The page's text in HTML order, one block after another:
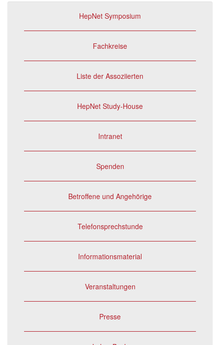
HepNet Symposium
Fachkreise
Liste der Assoziierten
HepNet Study-House
Intranet
Spenden
Betroffene und Angehörige
Telefonsprechstunde
Informationsmaterial
Veranstaltungen
Presse